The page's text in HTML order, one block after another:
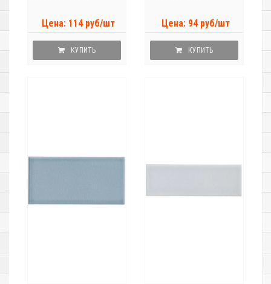
Цена: 114 руб/шт
КУПИТЬ
Цена: 94 руб/шт
КУПИТЬ